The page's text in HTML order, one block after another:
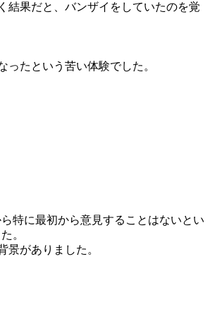
結果だと、バンザイをしていたのを覚
たという苦い体験でした。
特に最初から意見することはないとい
。
がありました。